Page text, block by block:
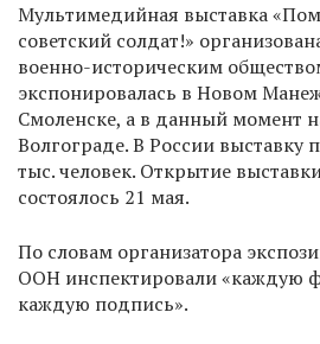
Мультимедийная выставка
советский солдат!»
военно-историческим
экспонировалась в Новом
Смоленске, а в данный момент
Волгограде. В России выставку
тыс. человек. Открытие
состоялось 21 мая.
По словам организатора
ООН инспектировали «каждую
каждую подпись».